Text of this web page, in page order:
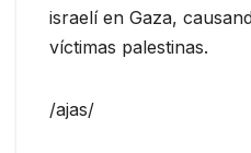
israelí en Gaza,
víctimas palestinas.
/ajas/